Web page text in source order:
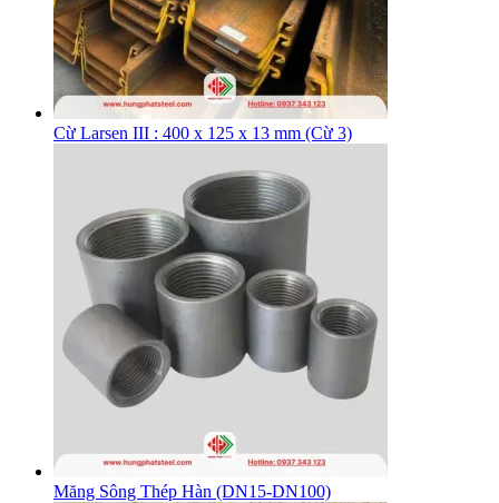
Cừ Larsen III : 400 x 125 x 13 mm (Cừ 3)
Măng Sông Thép Hàn (DN15-DN100)